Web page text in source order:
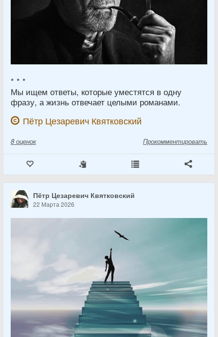
* * *
Мы ищем ответы, которые уместятся в одну
фразу, а жизнь отвечает целыми романами.
Пётр Цезаревич Квятковский
8 оценок Прокомментировать
Пётр Цезаревич Квятковский
22 Марта 2026